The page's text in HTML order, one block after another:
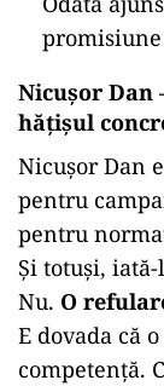
Nicușor
hățișul
Nicușor Dan
pentru
pentru
Și totuși,
Nu. O
E dovada că
competență.